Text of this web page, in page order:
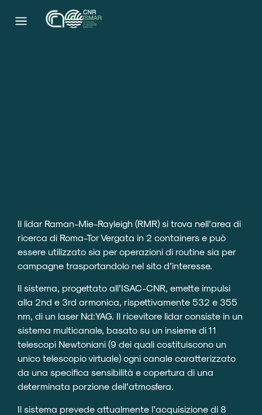
Il lidar Raman-Mie-Rayleigh (RMR) si trova nell’area di
ricerca di Roma-Tor Vergata in 2 containers e può
essere utilizzato sia per operazioni di routine sia per
campagne trasportandolo nel sito d’interesse.
Il sistema, progettato all’ISAC-CNR, emette impulsi
alla 2nd e 3rd armonica, rispettivamente 532 e 355
nm, di un laser Nd:YAG. Il ricevitore lidar consiste in un
sistema multicanale, basato su un insieme di 11
telescopi Newtoniani (9 dei quali costituiscono un
unico telescopio virtuale) ogni canale caratterizzato
da una specifica sensibilità e copertura di una
determinata porzione dell’atmosfera.
Il sistema prevede attualmente l’acquisizione di 8